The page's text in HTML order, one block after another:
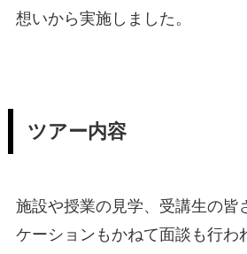
想いから実施しました。
ツアー内容
施設や授業の見学、受講生の皆
ケーションもかねて面談も行わ